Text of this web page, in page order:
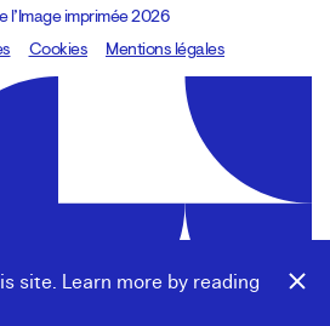
site. Learn more by reading
imprimée 2026
8080.studio
Cookies Mentions légales